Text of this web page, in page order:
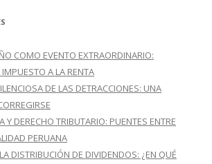
COMO EVENTO EXTRAORDINARIO:
A LA RENTA
DE LAS DETRACCIONES: UNA
Y DERECHO TRIBUTARIO: PUENTES ENTRE
PERUANA
DISTRIBUCIÓN DE DIVIDENDOS: ¿EN QUÉ